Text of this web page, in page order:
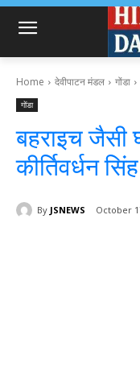
Home देवीपाटन मंडल गोंडा
गोंडा
बहराइच जैसी
कीर्तिवर्धन सिंह
By JSNEWS October